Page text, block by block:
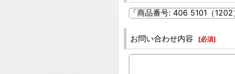
お問い合わせ内容 [必須]